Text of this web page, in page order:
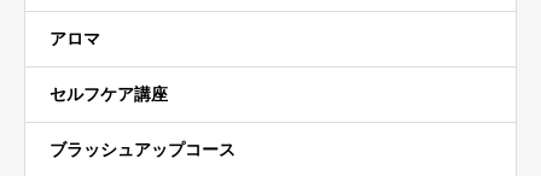
アロマ
セルフケア講座
ブラッシュアップコース